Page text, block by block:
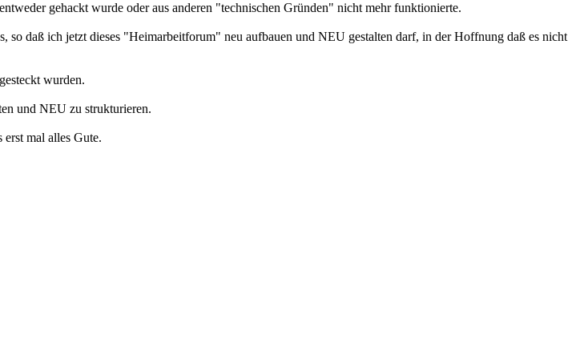
gehackt wurde oder aus anderen "technischen Gründen" nicht mehr funktionierte.
daß ich jetzt dieses "Heimarbeitforum" neu aufbauen und NEU gestalten darf, in der Hoffnung daß es nicht
wurden.
und NEU zu strukturieren.
mal alles Gute.